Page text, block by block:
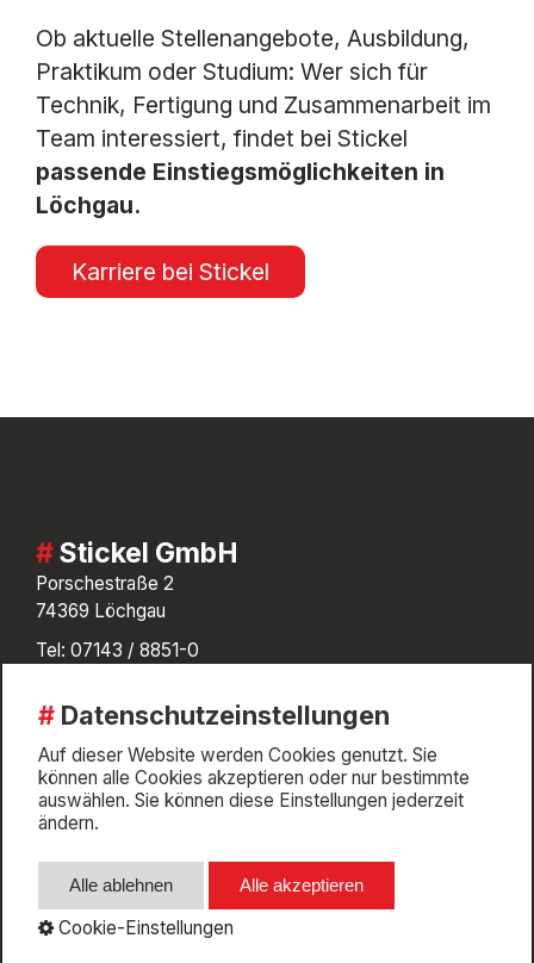
Ob aktuelle Stellenangebote, Ausbildung,
Praktikum oder Studium: Wer sich für
Technik, Fertigung und Zusammenarbeit im
Team interessiert, findet bei Stickel
passende Einstiegsmöglichkeiten in
Löchgau.
Karriere bei Stickel
Stickel GmbH
Porschestraße 2
74369 Löchgau
Tel: 07143 / 8851-0
AGB
Impressum
Whistleblower
Datenschutz
Datenschutzeinstellungen
Auf dieser Website werden Cookies genutzt. Sie
können alle Cookies akzeptieren oder nur bestimmte
auswählen. Sie können diese Einstellungen jederzeit
ändern.
Alle ablehnen Alle akzeptieren
Cookie-Einstellungen